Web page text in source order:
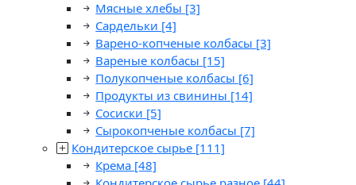
Мясные хлебы [3]
Сардельки [4]
Варено-копченые колбасы [3]
Вареные колбасы [15]
Полукопченые колбасы [6]
Продукты из свинины [14]
Сосиски [5]
Сырокопченые колбасы [7]
Кондитерское сырье [111]
Крема [48]